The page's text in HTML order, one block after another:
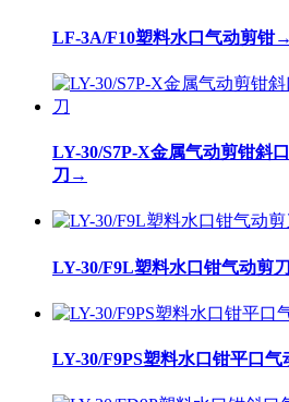
LF-3A/F10塑料水口气动剪钳→
LY-30/S7P-X金属气动剪钳斜
刀 →
LY-30/F9L塑料水口钳气动剪
LY-30/F9PS塑料水口钳平口